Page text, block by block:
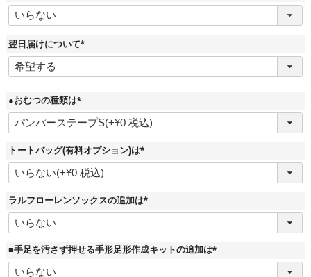
(
須
翌日届けについて
(
須
●おむつの種類は
(
必
須
)
トートバッグ(有料オプション)は
(
須
)
ラルフローレンソックスの追加は
(
須
)
■手足を汚さず押せる手形足形作成キットの追加は
(